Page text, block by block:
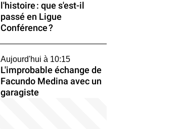
l'histoire : que s'est-il
passé en Ligue
Conférence ?
Aujourd'hui à 10:15
L'improbable échange de
Facundo Medina avec un
garagiste